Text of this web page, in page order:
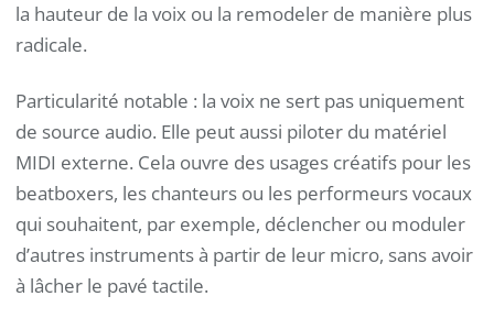
la hauteur de la voix ou la remodeler de manière plus
radicale.
Particularité notable : la voix ne sert pas uniquement
de source audio. Elle peut aussi piloter du matériel
MIDI externe. Cela ouvre des usages créatifs pour les
beatboxers, les chanteurs ou les performeurs vocaux
qui souhaitent, par exemple, déclencher ou moduler
d’autres instruments à partir de leur micro, sans avoir
à lâcher le pavé tactile.